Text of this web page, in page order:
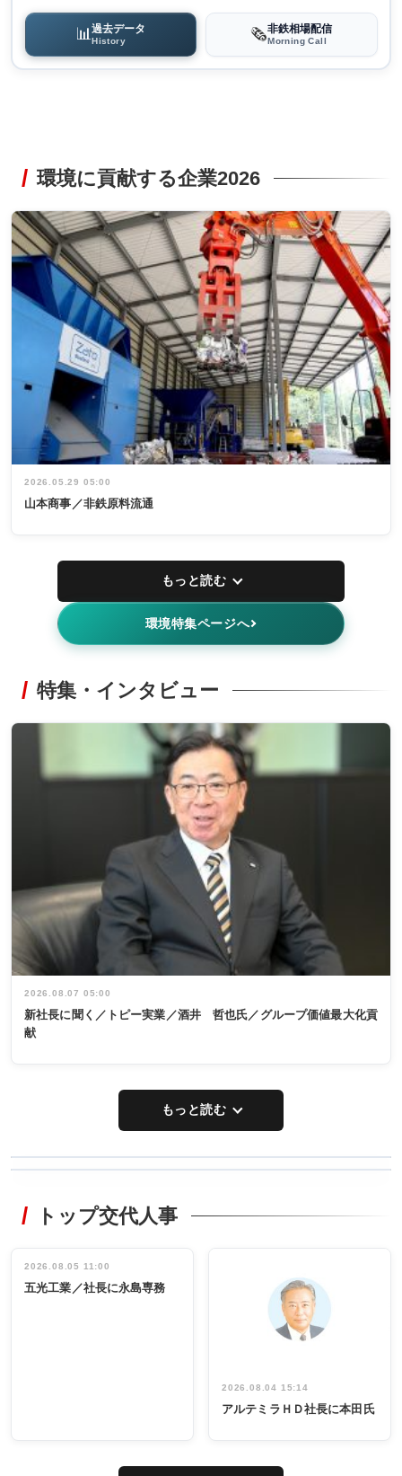
📊過去データ
History 🗞️非鉄相場配信
Morning Call
環境に貢献する企業2026
2026.05.29 05:00
山本商事／非鉄原料流通
もっと読む
環境特集ページへ
特集・インタビュー
2026.08.07 05:00
新社長に聞く／トピー実業／酒井 哲也氏／グループ価値最大化貢
献
もっと読む
非鉄業界で
インタビュ
ー／社内ア
タックトレー
祝う 業界関
係者ら220人
出席
トップ交代人事
2026.08.05 11:00
五光工業／社長に永島専務
2026.08.04 15:14
アルテミラＨＤ社長に本田氏